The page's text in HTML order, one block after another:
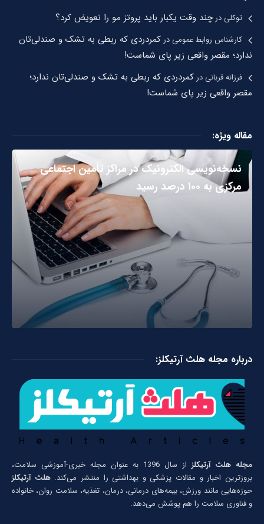
توکلیدرچند وقت یکبار باید پروتز مو را تعویض کرد؟
کارشناس روابط عمومیدرکمردردی که ربطی به تشک و صندلی‌تان
ندارد؛ مقصر واقعی زیر پای شماست!
فرزانه قربانیدرکمردردی که ربطی به تشک و صندلی‌تان ندارد؛
مقصر واقعی زیر پای شماست!
مقاله ویژه:
نسخه‌نویسی الکترونیک در مراکز تأمین اجتماعی
مرکزی به ۱۰۰ درصد رسید
درباره مجله هلث آرتیکلز:
مجله هلث آرتیکلز
از سال 1396 به عنوان مجله خبری-آموزشی سلامت،
بروزترین اخبار و مقالات پزشکی و بهداشتی را منتشر می‌کند.هلث آرتیکلز
حوزه‌هایی مانند ورزش، بیمه‌های درمانی، درمان، تغذیه، سلامت روان، خانواده
و فناوری سلامت را هم پوشش می‌دهد.